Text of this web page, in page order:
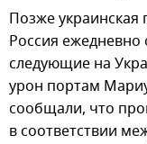
Позже украинская
Россия ежедневно
следующие на
урон портам
сообщали, что
в соответствии